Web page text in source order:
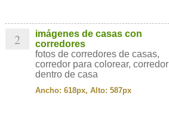
2
imágenes de casas con
corredores
fotos de corredores de casas,
corredor para colorear, corredor
dentro de casa
Ancho: 618px, Alto: 587px